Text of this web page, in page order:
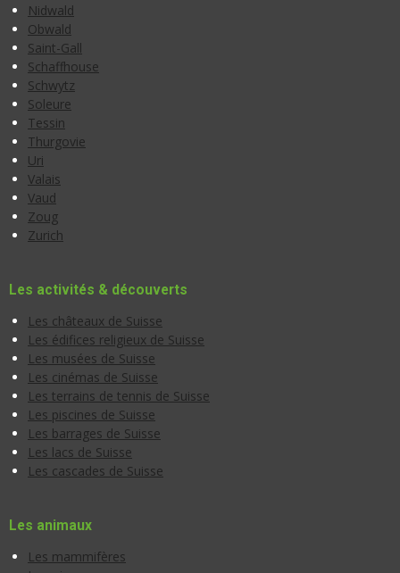
Nidwald
Obwald
Saint-Gall
Schaffhouse
Schwytz
Soleure
Tessin
Thurgovie
Uri
Valais
Vaud
Zoug
Zurich
Les activités & découverts
Les châteaux de Suisse
Les édifices religieux de Suisse
Les musées de Suisse
Les cinémas de Suisse
Les terrains de tennis de Suisse
Les piscines de Suisse
Les barrages de Suisse
Les lacs de Suisse
Les cascades de Suisse
Les animaux
Les mammifères